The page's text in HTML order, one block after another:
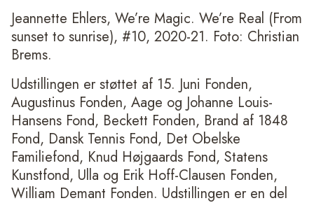
Jeannette Ehlers, We’re Magic. We’re Real (From
sunset to sunrise), #10, 2020-21. Foto: Christian
Brems.
Udstillingen er støttet af 15. Juni Fonden,
Augustinus Fonden, Aage og Johanne Louis-
Hansens Fond, Beckett Fonden, Brand af 1848
Fond, Dansk Tennis Fond, Det Obelske
Familiefond, Knud Højgaards Fond, Statens
Kunstfond, Ulla og Erik Hoff-Clausen Fonden,
William Demant Fonden. Udstillingen er en del